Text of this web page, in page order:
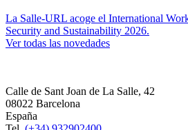
La Salle-URL acoge el International
Security and Sustainability 2026.
Ver todas las novedades
Calle de Sant Joan de La Salle, 42
08022 Barcelona
España